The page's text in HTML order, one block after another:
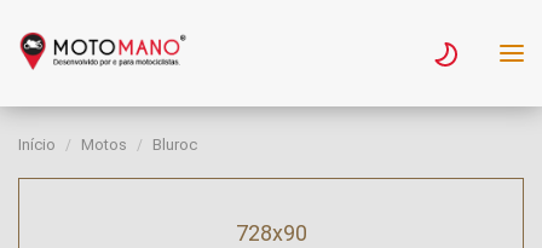
Início Motos Bluroc
728x90